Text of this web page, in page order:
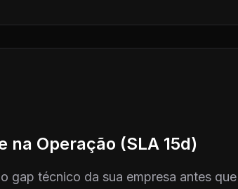
na Operação (SLA 15d)
gap técnico da sua empresa antes